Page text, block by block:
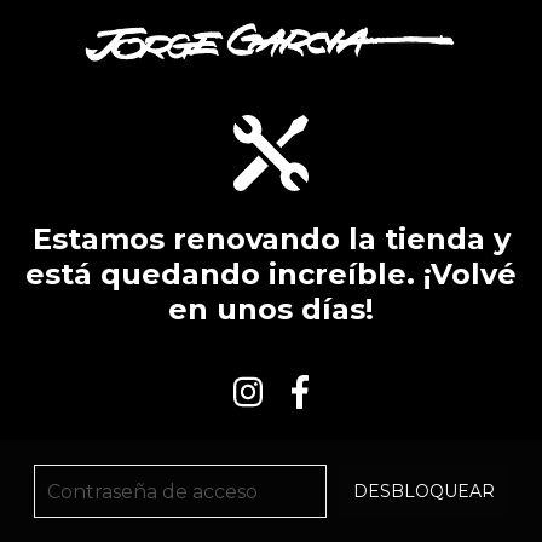
Estamos renovando la tienda y
está quedando increíble. ¡Volvé
en unos días!